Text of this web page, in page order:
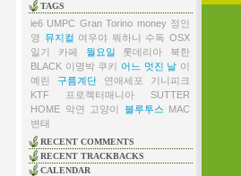
TAGS
ie6 UMPC Gran Torino money 정인
영 뮤지컬 여우야 뭐하니 수독 OSX
일기
카페 월요일 롯데리아
북한
BLACK 이명박 쿠키 어느 멋진 날 이
예린
구름계단 연애세포
기니피크
KTF
프로젝터매니아
SUTTER
HOME 악연 고양이 블루투스 MAC
변태
RECENT COMMENTS
RECENT TRACKBACKS
CALENDAR